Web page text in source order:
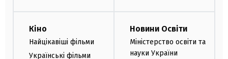
Кіно
Найцікавіші фільми
Українські фільми
Новини Освіти
Міністерство освіти та
науки України